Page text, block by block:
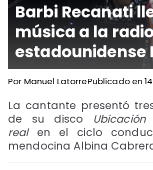
Barbi Recanati
música a la
estadounidense
Por Manuel LatorrePublicado en
La cantante presentó
de su disco
real en el ciclo
mendocina Albina